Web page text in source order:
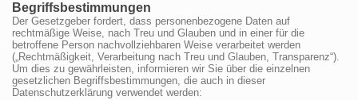
Begriffsbestimmungen
Der Gesetzgeber fordert, dass personenbezogene Daten auf
rechtmäßige Weise, nach Treu und Glauben und in einer für die
betroffene Person nachvollziehbaren Weise verarbeitet werden
(„Rechtmäßigkeit, Verarbeitung nach Treu und Glauben, Transparenz“).
Um dies zu gewährleisten, informieren wir Sie über die einzelnen
gesetzlichen Begriffsbestimmungen, die auch in dieser
Datenschutzerklärung verwendet werden: